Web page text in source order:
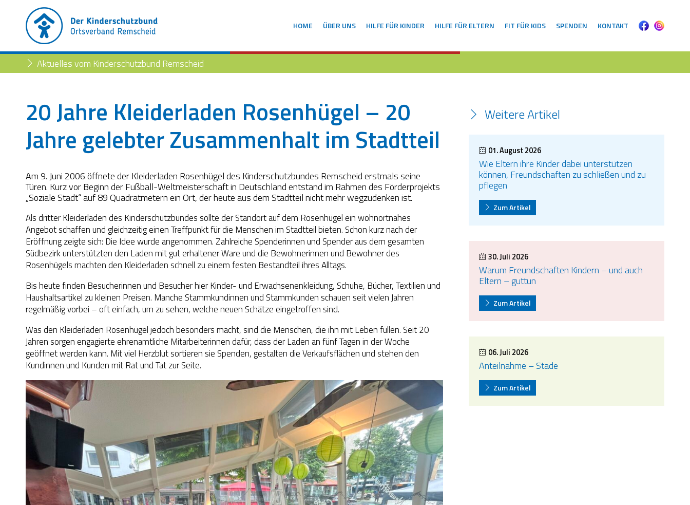
HOME ÜBER UNS HILFE FÜR KINDER HILFE FÜR ELTERN FIT FÜR KIDS SPENDEN KONTAKT
Aktuelles vom Kinderschutzbund Remscheid
20 Jahre Kleiderladen Rosenhügel – 20
Jahre gelebter Zusammenhalt im Stadtteil
Am 9. Juni 2006 öffnete der Kleiderladen Rosenhügel des Kinderschutzbundes Remscheid erstmals seine
Türen. Kurz vor Beginn der Fußball-Weltmeisterschaft in Deutschland entstand im Rahmen des Förderprojekts
„Soziale Stadt“ auf 89 Quadratmetern ein Ort, der heute aus dem Stadtteil nicht mehr wegzudenken ist.
Als dritter Kleiderladen des Kinderschutzbundes sollte der Standort auf dem Rosenhügel ein wohnortnahes
Angebot schaffen und gleichzeitig einen Treffpunkt für die Menschen im Stadtteil bieten. Schon kurz nach der
Eröffnung zeigte sich: Die Idee wurde angenommen. Zahlreiche Spenderinnen und Spender aus dem gesamten
Südbezirk unterstützten den Laden mit gut erhaltener Ware und die Bewohnerinnen und Bewohner des
Rosenhügels machten den Kleiderladen schnell zu einem festen Bestandteil ihres Alltags.
Bis heute finden Besucherinnen und Besucher hier Kinder- und Erwachsenenkleidung, Schuhe, Bücher, Textilien und
Haushaltsartikel zu kleinen Preisen. Manche Stammkundinnen und Stammkunden schauen seit vielen Jahren
regelmäßig vorbei – oft einfach, um zu sehen, welche neuen Schätze eingetroffen sind.
Was den Kleiderladen Rosenhügel jedoch besonders macht, sind die Menschen, die ihn mit Leben füllen. Seit 20
Jahren sorgen engagierte ehrenamtliche Mitarbeiterinnen dafür, dass der Laden an fünf Tagen in der Woche
geöffnet werden kann. Mit viel Herzblut sortieren sie Spenden, gestalten die Verkaufsflächen und stehen den
Kundinnen und Kunden mit Rat und Tat zur Seite.
Weitere Artikel
01. August 2026
Wie Eltern ihre Kinder dabei unterstützen
können, Freundschaften zu schließen und zu
pflegen
Zum Artikel
30. Juli 2026
Warum Freundschaften Kindern – und auch
Eltern – guttun
Zum Artikel
06. Juli 2026
Anteilnahme – Stade
Zum Artikel